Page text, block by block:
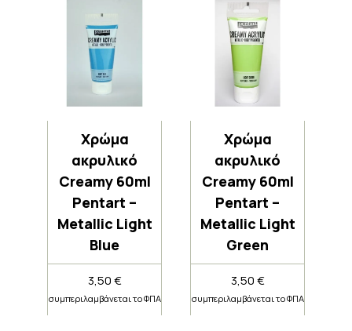
Χρώμα
ακρυλικό
Creamy 60ml
Pentart –
Metallic Light
Blue
3,50€
συμπεριλαμβάνεται το ΦΠΑ
Χρώμα
ακρυλικό
Creamy 60ml
Pentart –
Metallic Light
Green
3,50€
συμπεριλαμβάνεται το ΦΠΑ